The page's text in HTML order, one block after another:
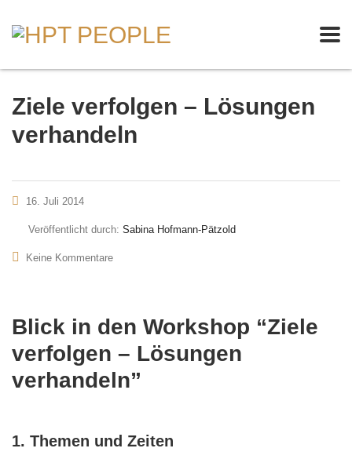
Ziele verfolgen – Lösungen
verhandeln
16. Juli 2014
Veröffentlicht durch: Sabina Hofmann-Pätzold
Keine Kommentare
Blick in den Workshop “Ziele
verfolgen – Lösungen
verhandeln”
1. Themen und Zeiten